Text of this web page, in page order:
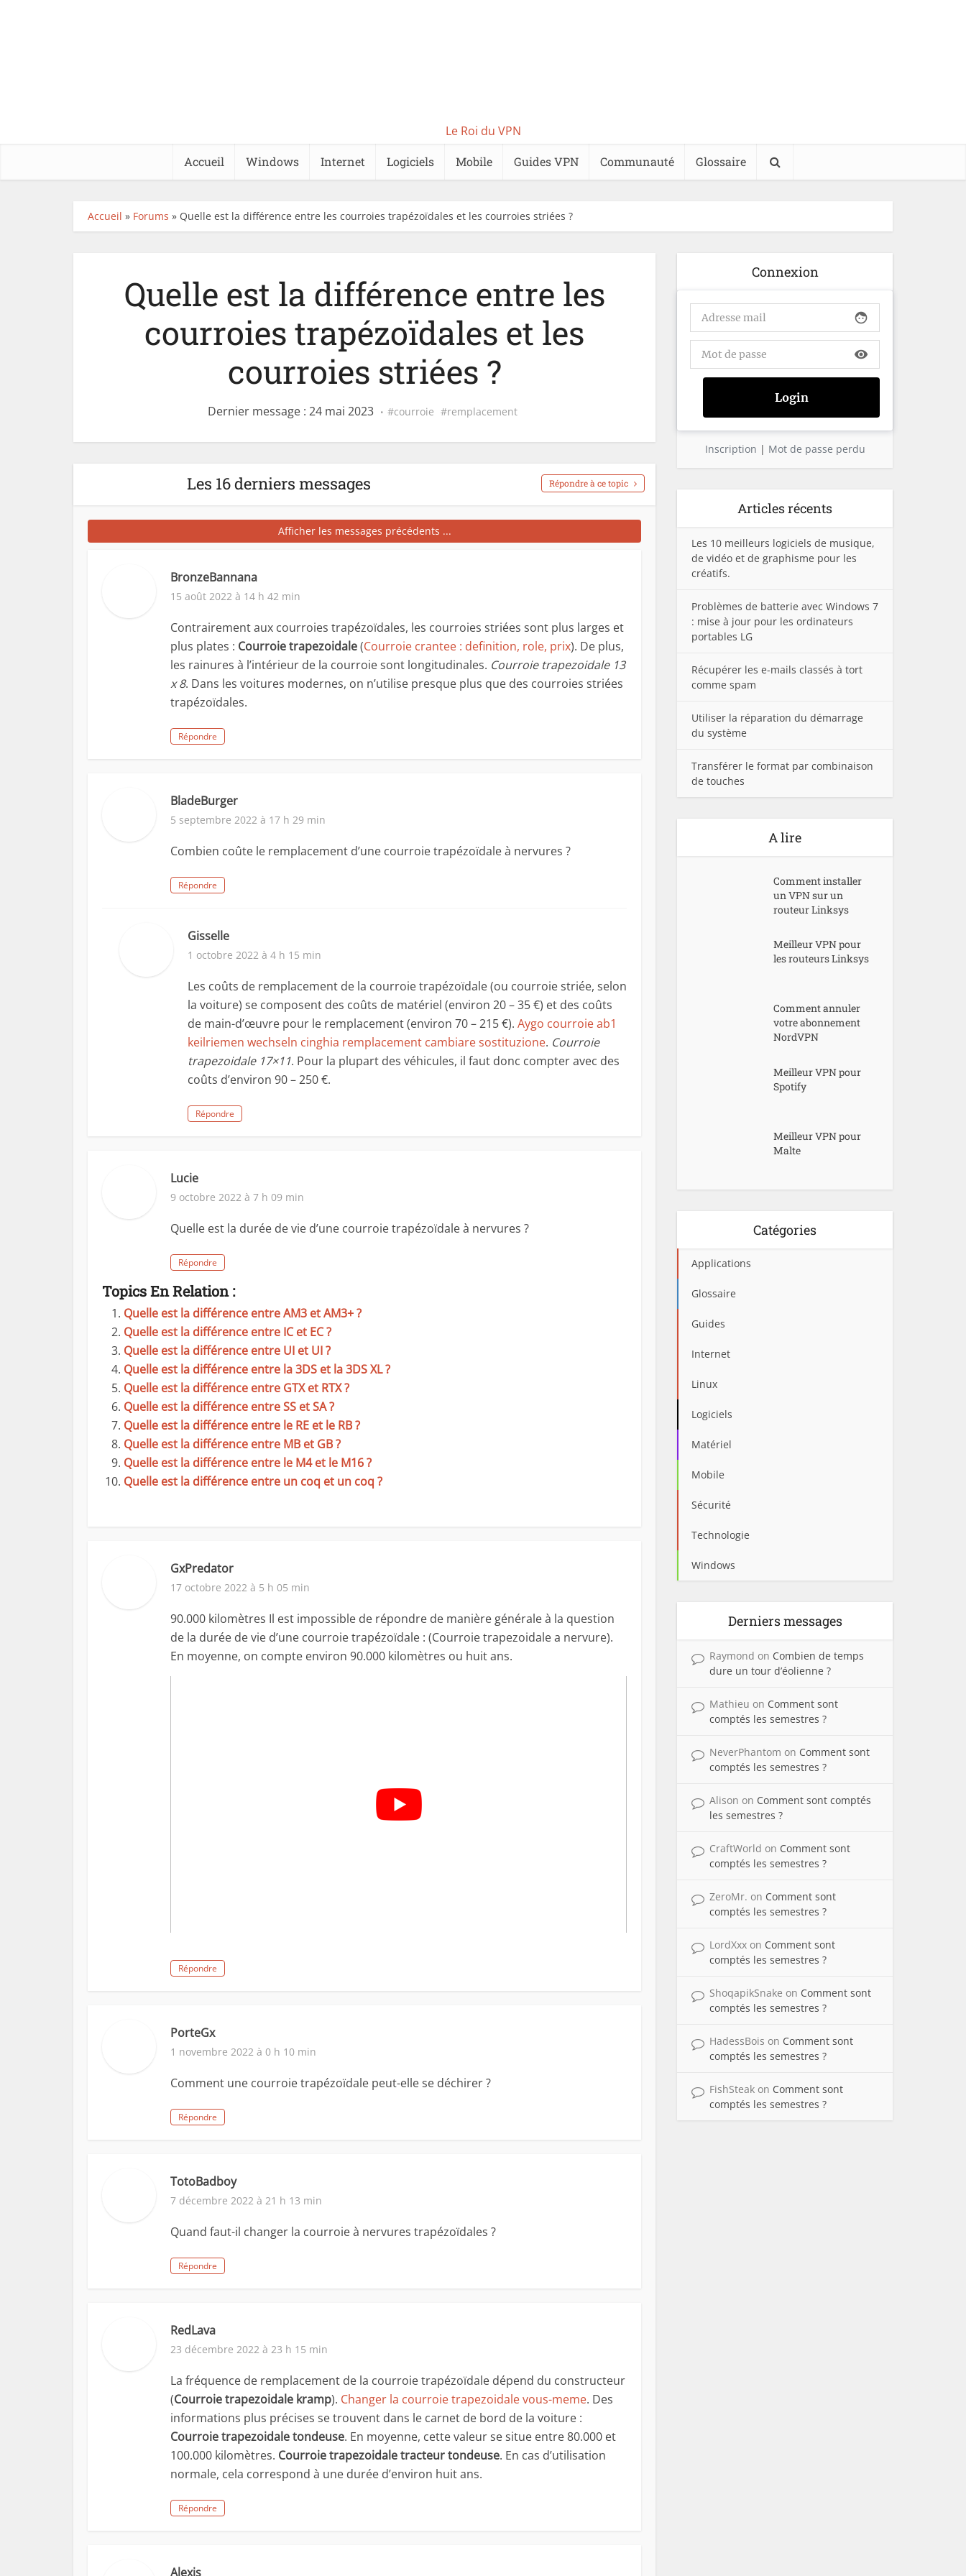
Le Roi du VPN
Accueil Windows Internet Logiciels Mobile Guides VPN Communauté Glossaire
Accueil » Forums » Quelle est la différence entre les courroies trapézoïdales et les courroies striées ?
Quelle est la différence entre les
courroies trapézoïdales et les
courroies striées ?
Dernier message : 24 mai 2023 courroie remplacement
Les 16 derniers messages Répondre à ce topic
Afficher les messages précédents ...
BronzeBannana
15 août 2022 à 14 h 42 min
Contrairement aux courroies trapézoïdales, les courroies striées sont plus larges et
plus plates : Courroie trapezoidale(Courroie crantee : definition, role, prix). De plus,
les rainures à l’intérieur de la courroie sont longitudinales. Courroie trapezoidale 13
x 8. Dans les voitures modernes, on n’utilise presque plus que des courroies striées
trapézoïdales.
Répondre
BladeBurger
5 septembre 2022 à 17 h 29 min
Combien coûte le remplacement d’une courroie trapézoïdale à nervures ?
Répondre
Gisselle
1 octobre 2022 à 4 h 15 min
Les coûts de remplacement de la courroie trapézoïdale (ou courroie striée, selon
la voiture) se composent des coûts de matériel (environ 20 – 35 €) et des coûts
de main-d’œuvre pour le remplacement (environ 70 – 215 €). Aygo courroie ab1
keilriemen wechseln cinghia remplacement cambiare sostituzione. Courroie
trapezoidale 17×11. Pour la plupart des véhicules, il faut donc compter avec des
coûts d’environ 90 – 250 €.
Répondre
Lucie
9 octobre 2022 à 7 h 09 min
Quelle est la durée de vie d’une courroie trapézoïdale à nervures ?
Répondre
Topics En Relation :
Quelle est la différence entre AM3 et AM3+ ?
Quelle est la différence entre IC et EC ?
Quelle est la différence entre UI et UI ?
Quelle est la différence entre la 3DS et la 3DS XL ?
Quelle est la différence entre GTX et RTX ?
Quelle est la différence entre SS et SA ?
Quelle est la différence entre le RE et le RB ?
Quelle est la différence entre MB et GB ?
Quelle est la différence entre le M4 et le M16 ?
Quelle est la différence entre un coq et un coq ?
GxPredator
17 octobre 2022 à 5 h 05 min
90.000 kilomètres Il est impossible de répondre de manière générale à la question
de la durée de vie d’une courroie trapézoïdale : (Courroie trapezoidale a nervure).
En moyenne, on compte environ 90.000 kilomètres ou huit ans.
Répondre
PorteGx
1 novembre 2022 à 0 h 10 min
Comment une courroie trapézoïdale peut-elle se déchirer ?
Répondre
TotoBadboy
7 décembre 2022 à 21 h 13 min
Quand faut-il changer la courroie à nervures trapézoïdales ?
Répondre
RedLava
23 décembre 2022 à 23 h 15 min
La fréquence de remplacement de la courroie trapézoïdale dépend du constructeur
(Courroie trapezoidale kramp). Changer la courroie trapezoidale vous-meme. Des
informations plus précises se trouvent dans le carnet de bord de la voiture :
Courroie trapezoidale tondeuse. En moyenne, cette valeur se situe entre 80.000 et
100.000 kilomètres. Courroie trapezoidale tracteur tondeuse. En cas d’utilisation
normale, cela correspond à une durée d’environ huit ans.
Répondre
Alexis
Connexion
face
visibility
Inscription | Mot de passe perdu
Articles récents
Les 10 meilleurs logiciels de musique,
de vidéo et de graphisme pour les
créatifs.
Problèmes de batterie avec Windows 7
: mise à jour pour les ordinateurs
portables LG
Récupérer les e-mails classés à tort
comme spam
Utiliser la réparation du démarrage
du système
Transférer le format par combinaison
de touches
A lire
Comment installer
un VPN sur un
routeur Linksys
Meilleur VPN pour
les routeurs Linksys
Comment annuler
votre abonnement
NordVPN
Meilleur VPN pour
Spotify
Meilleur VPN pour
Malte
Catégories
Applications
Glossaire
Guides
Internet
Linux
Logiciels
Matériel
Mobile
Sécurité
Technologie
Windows
Derniers messages
Raymond on Combien de temps
dure un tour d’éolienne ?
Mathieu on Comment sont
comptés les semestres ?
NeverPhantom on Comment sont
comptés les semestres ?
Alison on Comment sont comptés
les semestres ?
CraftWorld on Comment sont
comptés les semestres ?
ZeroMr. on Comment sont
comptés les semestres ?
LordXxx on Comment sont
comptés les semestres ?
ShoqapikSnake on Comment sont
comptés les semestres ?
HadessBois on Comment sont
comptés les semestres ?
FishSteak on Comment sont
comptés les semestres ?